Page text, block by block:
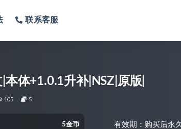
联系客服
体+1.0.1升补|NSZ|原版|
105 5
5金币 有效期：购买后永